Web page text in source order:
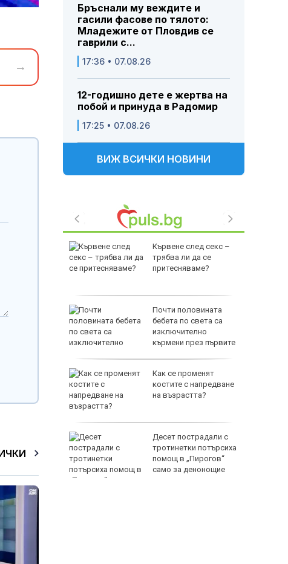
→
Бръснали му веждите и
гасили фасове по тялото:
Младежите от Пловдив се
гаврили с...
17:36 • 07.08.26
12-годишно дете е жертва на
побой и принуда в Радомир
17:25 • 07.08.26
ВИЖ ВСИЧКИ НОВИНИ
хора са
места ще
разхлади
Кървене след секс –
трябва ли да се
притесняваме?
Почти половината
бебета по света са
изключително
кърмени през първите
Как се променят
костите с напредване
на възрастта?
Десет пострадали с
тротинетки потърсиха
помощ в „Пирогов“
само за денонощие